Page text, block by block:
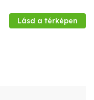
Lásd a térképen